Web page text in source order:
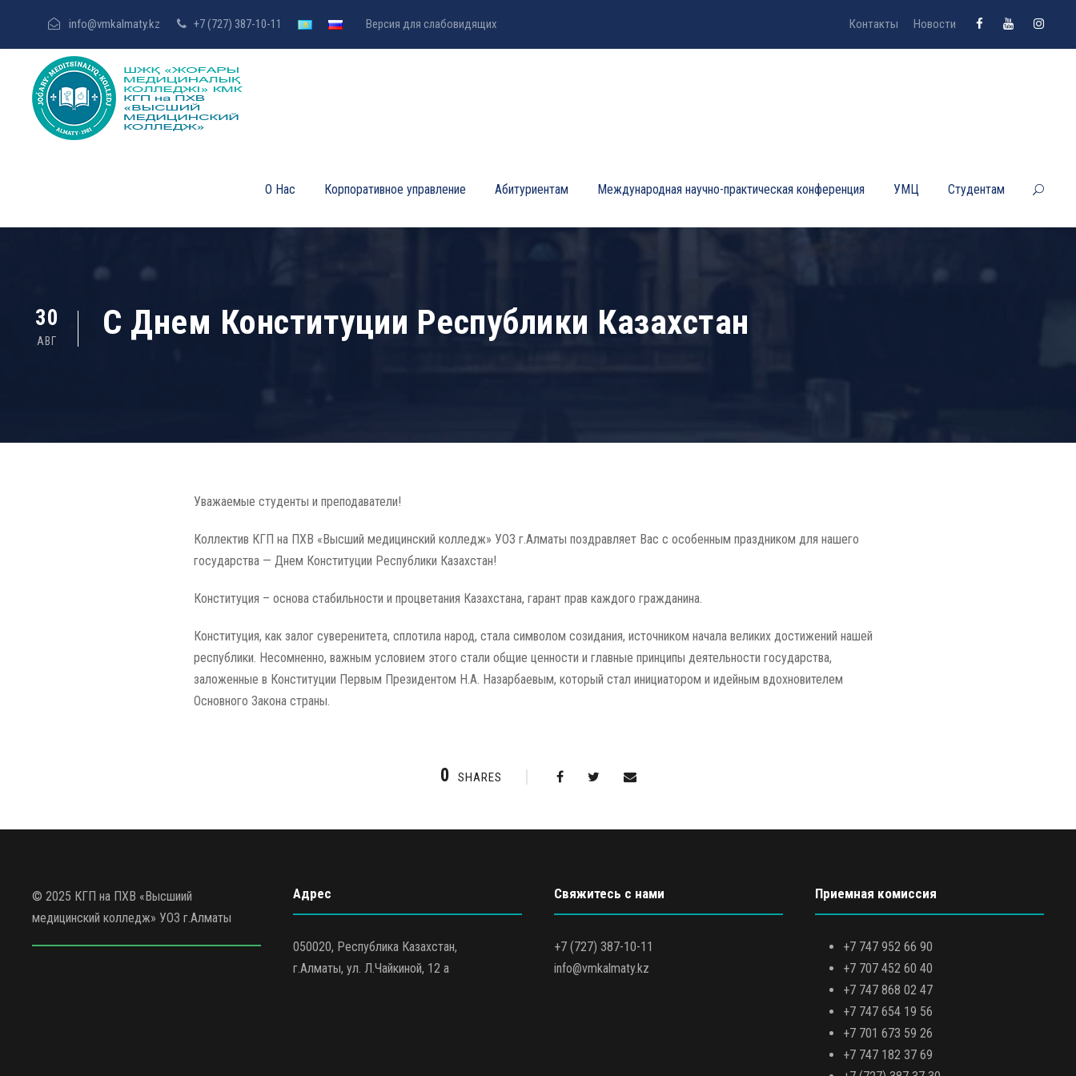
info@vmkalmaty.kz +7 (727) 387-10-11 Версия для слабовидящих Контакты Новости
О Нас Корпоративное управление Абитуриентам Международная научно-практическая конференция УМЦ Студентам
30
АВГ C Днем Конституции Республики Казахстан
Уважаемые студенты и преподаватели!
Коллектив КГП на ПХВ «Высший медицинский колледж» УОЗ г.Алматы поздравляет Вас с особенным праздником для нашего
государства — Днем Конституции Республики Казахстан!
Конституция – основа стабильности и процветания Казахстана, гарант прав каждого гражданина.
Конституция, как залог суверенитета, сплотила народ, стала символом созидания, источником начала великих достижений нашей
республики. Несомненно, важным условием этого стали общие ценности и главные принципы деятельности государства,
заложенные в Конституции Первым Президентом Н.А. Назарбаевым, который стал инициатором и идейным вдохновителем
Основного Закона страны.
0 SHARES
© 2025 КГП на ПХВ «Высшиий
медицинский колледж» УОЗ г.Алматы
Адрес
050020, Республика Казахстан,
г.Алматы, ул. Л.Чайкиной, 12 а
Свяжитесь с нами
+7 (727) 387-10-11
info@vmkalmaty.kz
Приемная комиссия
+7 747 952 66 90
+7 707 452 60 40
+7 747 868 02 47
+7 747 654 19 56
+7 701 673 59 26
+7 747 182 37 69